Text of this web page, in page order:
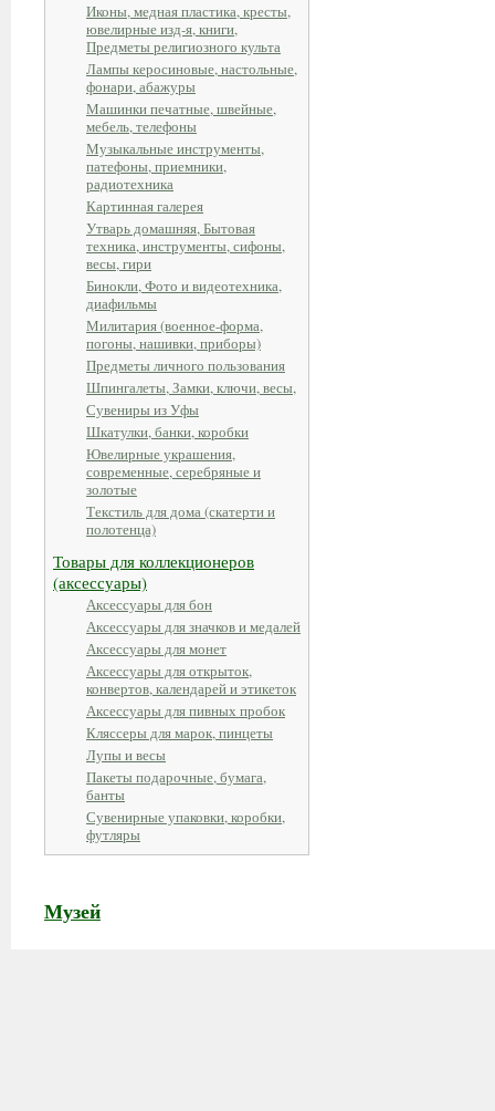
Иконы, медная пластика, кресты,
ювелирные изд-я, книги,
Предметы религиозного культа
Лампы керосиновые, настольные,
фонари, абажуры
Машинки печатные, швейные,
мебель, телефоны
Музыкальные инструменты,
патефоны, приемники,
радиотехника
Картинная галерея
Утварь домашняя, Бытовая
техника, инструменты, сифоны,
весы, гири
Бинокли, Фото и видеотехника,
диафильмы
Милитария (военное-форма,
погоны, нашивки, приборы)
Предметы личного пользования
Шпингалеты, Замки, ключи, весы,
Сувениры из Уфы
Шкатулки, банки, коробки
Ювелирные украшения,
современные, серебряные и
золотые
Текстиль для дома (скатерти и
полотенца)
Товары для коллекционеров
(аксессуары)
Аксессуары для бон
Аксессуары для значков и медалей
Аксессуары для монет
Аксессуары для открыток,
конвертов, календарей и этикеток
Аксессуары для пивных пробок
Кляссеры для марок, пинцеты
Лупы и весы
Пакеты подарочные, бумага,
банты
Сувенирные упаковки, коробки,
футляры
Музей